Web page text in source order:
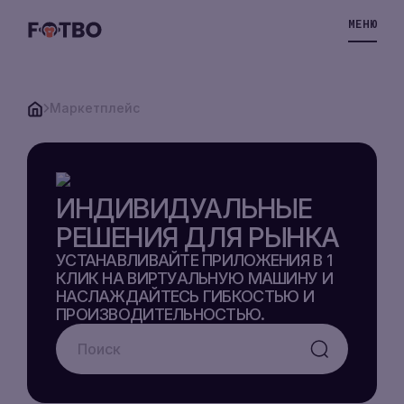
МЕНЮ
ОБЛАЧНЫЙ
VPS
VPS-
ХРАНИЛИЩЕ
РЕШЕНИЯ
VPS-
ХРАНИЛИЩЕ
ЦЕНЫ
Маркетплейс
ИНДИВИДУАЛЬНЫЕ
РЕШЕНИЯ ДЛЯ РЫНКА
УСТАНАВЛИВАЙТЕ ПРИЛОЖЕНИЯ В 1
КЛИК НА ВИРТУАЛЬНУЮ МАШИНУ И
НАСЛАЖДАЙТЕСЬ ГИБКОСТЬЮ И
ПРОИЗВОДИТЕЛЬНОСТЬЮ.